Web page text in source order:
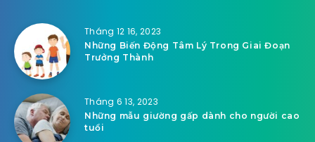
Tháng 12 16, 2023
Những Biến Động Tâm Lý Trong Giai Đoạn
Trưởng Thành
Tháng 6 13, 2023
Những mẫu giường gấp dành cho người cao
tuổi